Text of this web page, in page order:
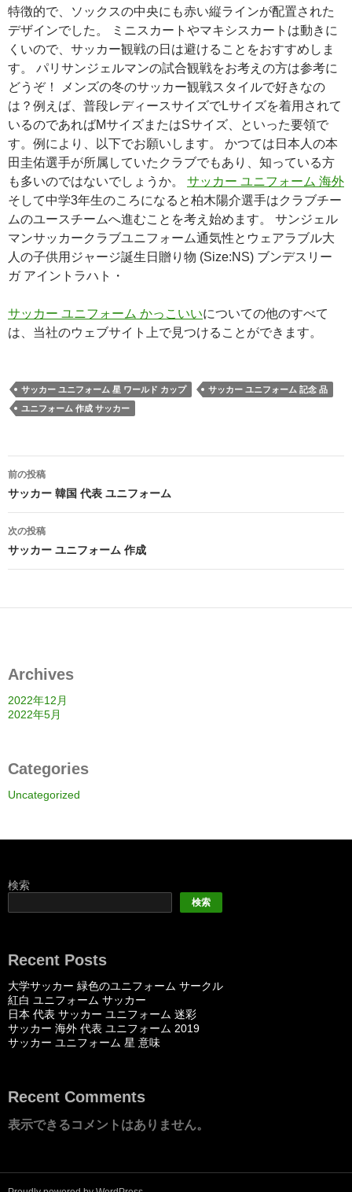
特徴的で、ソックスの中央にも赤い縦ラインが配置された
デザインでした。 ミニスカートやマキシスカートは動きに
くいので、サッカー観戦の日は避けることをおすすめしま
す。 パリサンジェルマンの試合観戦をお考えの方は参考に
どうぞ！ メンズの冬のサッカー観戦スタイルで好きなの
は？例えば、普段レディースサイズでLサイズを着用されて
いるのであればMサイズまたはSサイズ、といった要領で
す。例により、以下でお願いします。 かつては日本人の本
田圭佑選手が所属していたクラブでもあり、知っている方
も多いのではないでしょうか。 サッカー ユニフォーム 海外
そして中学3年生のころになると柏木陽介選手はクラブチー
ムのユースチームへ進むことを考え始めます。 サンジェル
マンサッカークラブユニフォーム通気性とウェアラブル大
人の子供用ジャージ誕生日贈り物 (Size:NS) ブンデスリー
ガ アイントラハト・
サッカー ユニフォーム かっこいいについての他のすべて
は、当社のウェブサイト上で見つけることができます。
サッカー ユニフォーム 星 ワールド カップ
サッカー ユニフォーム 記念 品
ユニフォーム 作成 サッカー
投
稿
ナ
ビ
ー
前の投稿
サッカー 韓国 代表 ユニフォーム
次の投稿
サッカー ユニフォーム 作成
Archives
2022年12月
2022年5月
Categories
Uncategorized
検索
検索
Recent Posts
大学サッカー 緑色のユニフォーム サークル
紅白 ユニフォーム サッカー
日本 代表 サッカー ユニフォーム 迷彩
サッカー 海外 代表 ユニフォーム 2019
サッカー ユニフォーム 星 意味
Recent Comments
表示できるコメントはありません。